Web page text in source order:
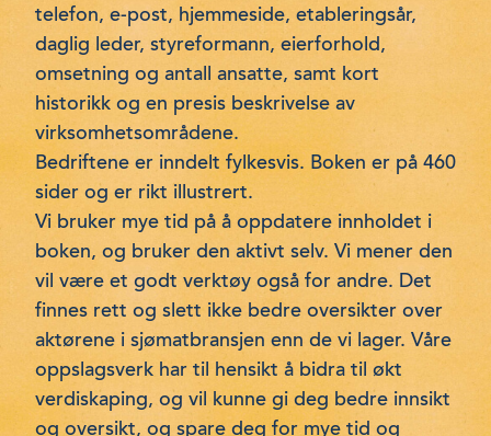
telefon, e-post, hjemmeside, etableringsår,
daglig leder, styreformann, eierforhold,
omsetning og antall ansatte, samt kort
historikk og en presis beskrivelse av
virksomhetsområdene.
Bedriftene er inndelt fylkesvis. Boken er på 460
sider og er rikt illustrert.
Vi bruker mye tid på å oppdatere innholdet i
boken, og bruker den aktivt selv. Vi mener den
vil være et godt verktøy også for andre. Det
finnes rett og slett ikke bedre oversikter over
aktørene i sjømatbransjen enn de vi lager. Våre
oppslagsverk har til hensikt å bidra til økt
verdiskaping, og vil kunne gi deg bedre innsikt
og oversikt, og spare deg for mye tid og